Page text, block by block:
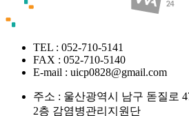
TEL : 052-710-5141
FAX : 052-710-5140
E-mail : uicp0828@gmail.com
주소 : 울산광역시 남구 돋질로
2층 감염병관리지원단